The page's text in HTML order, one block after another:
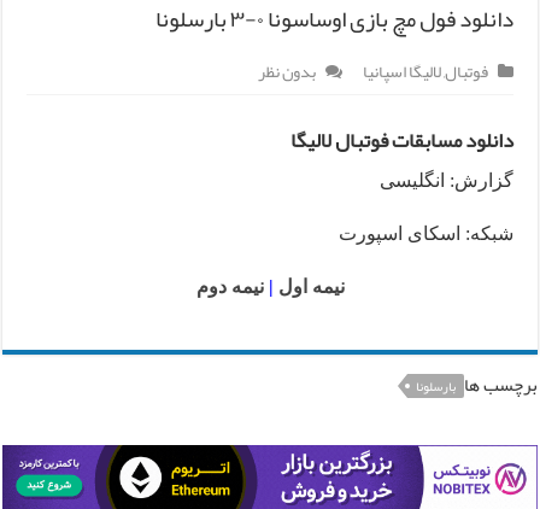
دانلود فول مچ بازی اوساسونا ۰-۳ بارسلونا
فوتبال,لالیگا اسپانیا بدون نظر
دانلود مسابقات فوتبال لالیگا
گزارش: انگلیسی
شبکه: اسکای اسپورت
نیمه اول |نیمه دوم
برچسب ها بارسلونا